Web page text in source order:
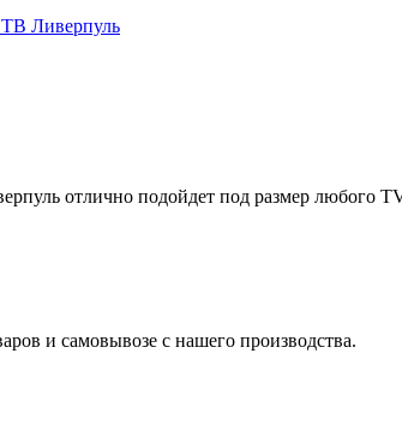
отлично подойдет под размер любого
и самовывозе с нашего производства.